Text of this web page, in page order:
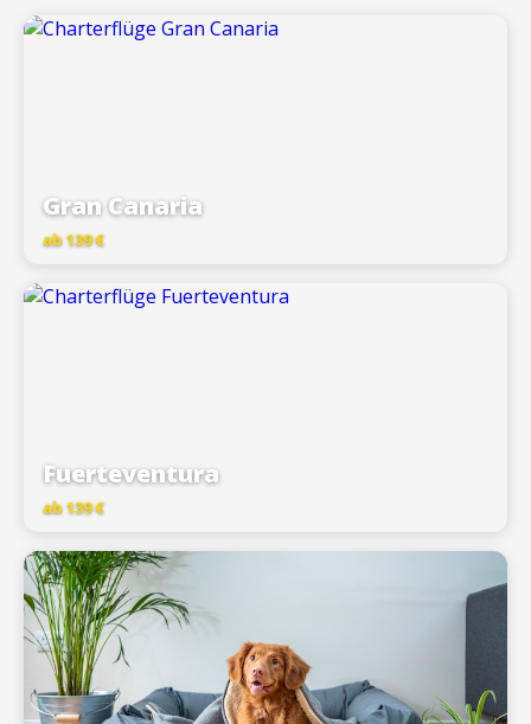
Gran Canaria
ab 139 €
Fuerteventura
ab 139 €